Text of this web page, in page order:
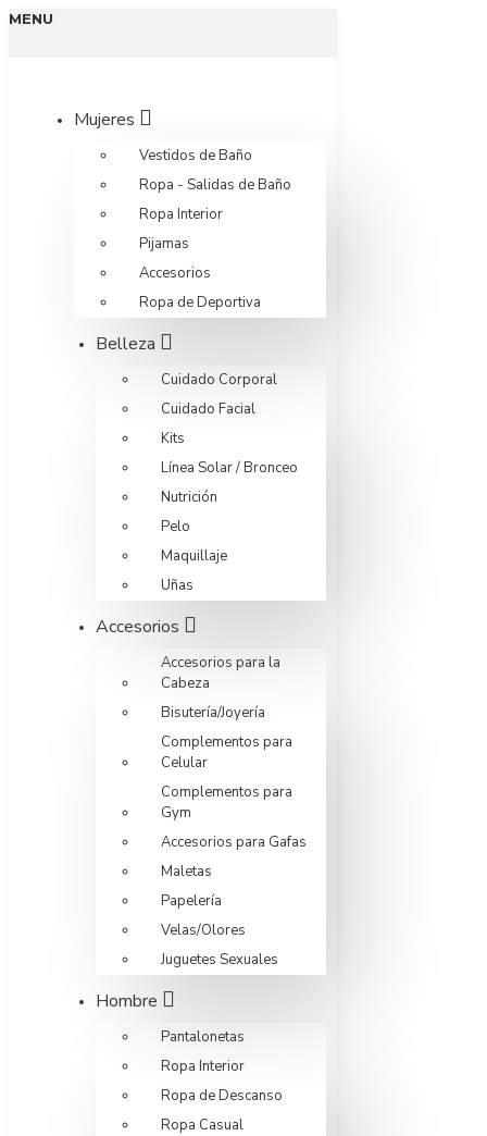
MENU
Mujeres
Vestidos de Baño
Ropa - Salidas de Baño
Ropa Interior
Pijamas
Accesorios
Ropa de Deportiva
Belleza
Cuidado Corporal
Cuidado Facial
Kits
Línea Solar / Bronceo
Nutrición
Pelo
Maquillaje
Uñas
Accesorios
Accesorios para la
Cabeza
Bisutería/Joyería
Complementos para
Celular
Complementos para
Gym
Accesorios para Gafas
Maletas
Papelería
Velas/Olores
Juguetes Sexuales
Hombre
Pantalonetas
Ropa Interior
Ropa de Descanso
Ropa Casual